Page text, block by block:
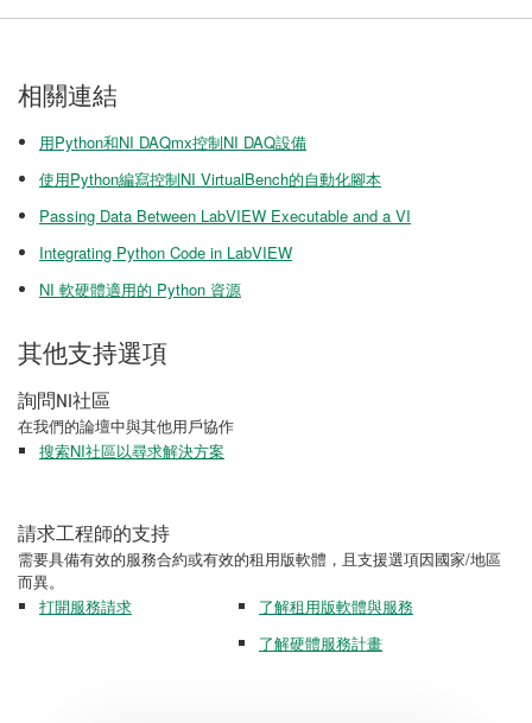
相關連結
用Python和NI DAQmx控制NI DAQ設備
使用Python編寫控制NI VirtualBench的自動化腳本
Passing Data Between LabVIEW Executable and a VI
Integrating Python Code in LabVIEW
NI 軟硬體適用的 Python 資源
其他支持選項
詢問NI社區
在我們的論壇中與其他用戶協作
搜索NI社區以尋求解決方案
請求工程師的支持
需要具備有效的服務合約或有效的租用版軟體，且支援選項因國家/地區
而異。
打開服務請求
了解租用版軟體與服務
了解硬體服務計畫